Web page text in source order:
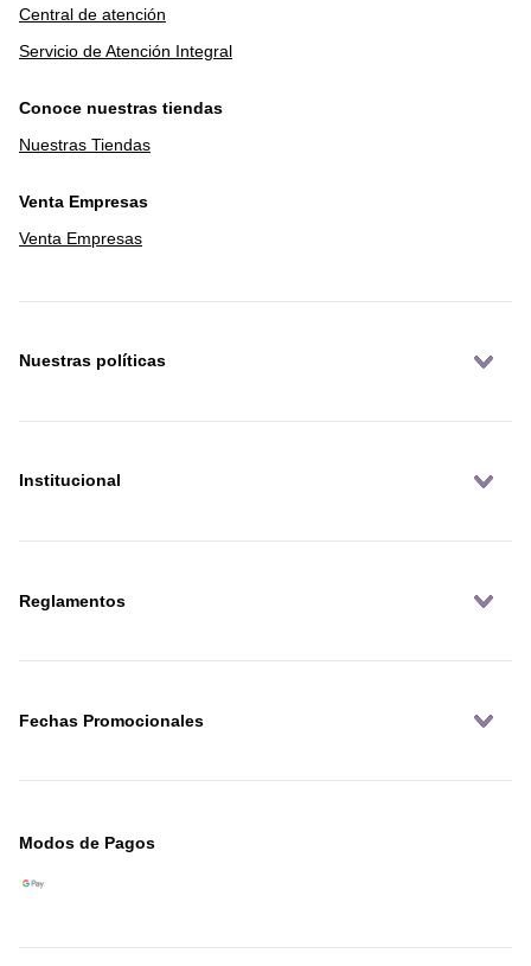
Central de atención
Servicio de Atención Integral
Conoce nuestras tiendas
Nuestras Tiendas
Venta Empresas
Venta Empresas
Nuestras políticas
Institucional
Reglamentos
Fechas Promocionales
Modos de Pagos